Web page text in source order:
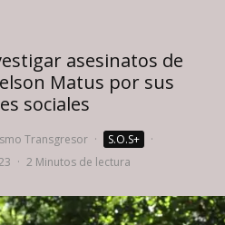
asesinatos de
Matus por sus
sociales
Transgresor · S.O.S+
·
· 2 Minutos de lectura